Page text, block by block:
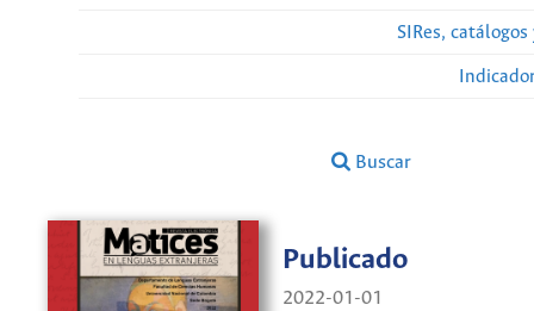
SIRes,
Buscar
Publicado
2022-01-01